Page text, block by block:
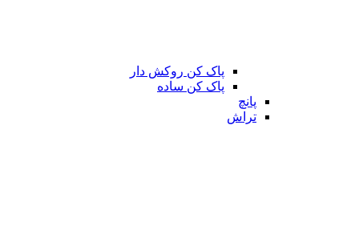
پاک کن روکش دار
پاک کن ساده
پانچ
تراش